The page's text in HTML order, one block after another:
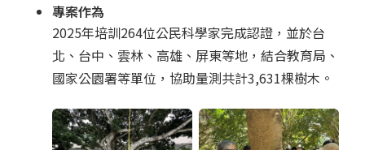
專案作為
2025年培訓264位公民科學家完成認證，並於台
北、台中、雲林、高雄、屏東等地，結合教育局、
國家公園署等單位，協助量測共計3,631棵樹木。